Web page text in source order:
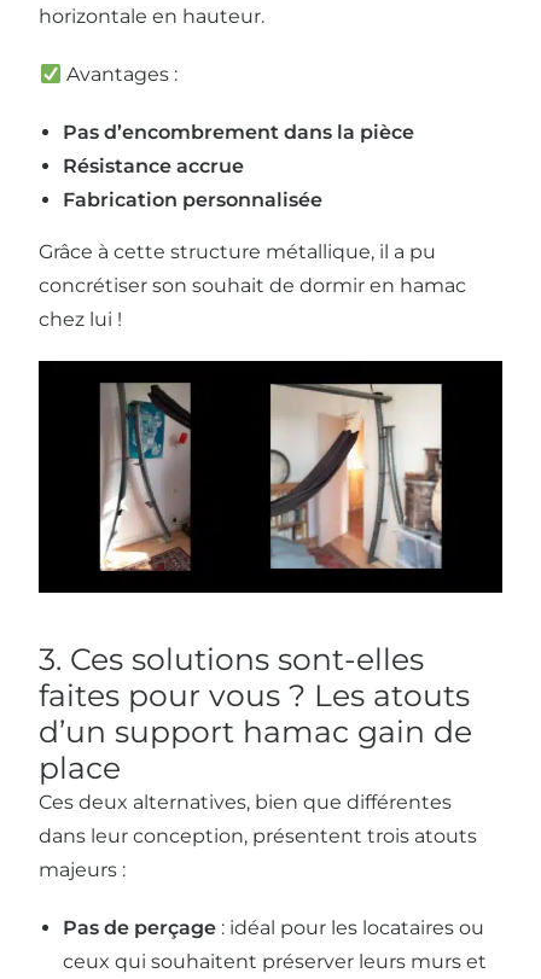
horizontale en hauteur.
Avantages :
Pas d’encombrement dans la pièce
Résistance accrue
Fabrication personnalisée
Grâce à cette structure métallique, il a pu
concrétiser son souhait de dormir en hamac
chez lui !
3. Ces solutions sont-elles
faites pour vous ? Les atouts
d’un support hamac gain de
place
Ces deux alternatives, bien que différentes
dans leur conception, présentent trois atouts
majeurs :
Pas de perçage : idéal pour les locataires ou
ceux qui souhaitent préserver leurs murs et